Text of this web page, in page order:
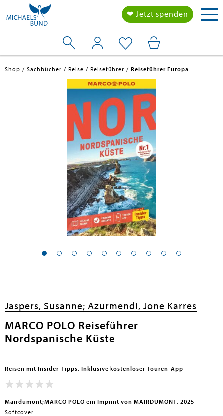
❤ Jetzt spenden
Shop Sachbücher Reise Reiseführer Reiseführer Europa
Jaspers, Susanne; Azurmendi, Jone Karres
MARCO POLO Reiseführer
Nordspanische Küste
Reisen mit Insider-Tipps. Inklusive kostenloser Touren-App
Mairdumont;MARCO POLO ein Imprint von MAIRDUMONT, 2025
Softcover